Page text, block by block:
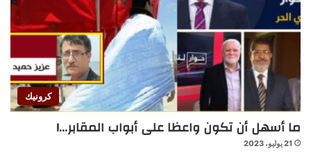
كرونيك
ما أسهل أن تكون واعظا على أبواب المقابر…!
21 يوليو، 2023